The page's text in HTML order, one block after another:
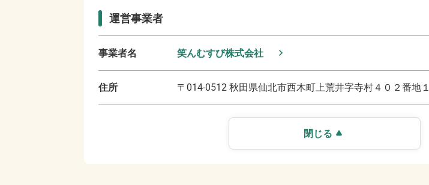
運営事業者
事業者名 笑んむすび株式会社
住所 〒 014-0512 秋田県仙北市西木町上荒井字寺村４０２番地１
閉じる